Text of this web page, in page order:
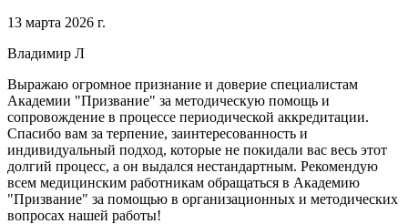
13 марта 2026 г.
Владимир Л
Выражаю огромное признание и доверие специалистам
Академии "Призвание" за методическую помощь и
сопровождение в процессе периодической аккредитации.
Спасибо вам за терпение, заинтересованность и
индивидуальный подход, которые не покидали вас весь этот
долгий процесс, а он выдался нестандартным. Рекомендую
всем медицинским работникам обращаться в Академию
"Призвание" за помощью в организационных и методических
вопросах нашей работы!